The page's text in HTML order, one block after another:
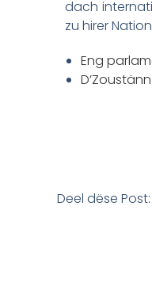
dach
zu hirer
Eng
Deel dëse Post: